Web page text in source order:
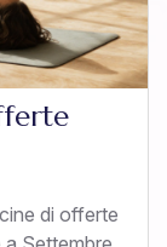
di offerte